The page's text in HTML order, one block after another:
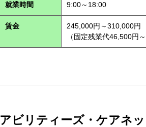
就業時間 9:00～18:00
賃金
245,000円～310,000円
（固定残業代46,500円
アビリティーズ・ケアネ